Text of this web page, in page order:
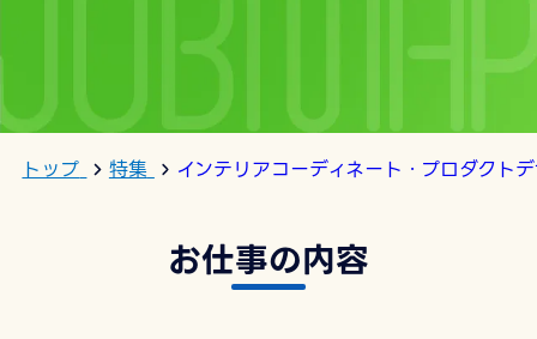
トップ 特集 インテリアコーディネート・プロダクト
お仕事の内容